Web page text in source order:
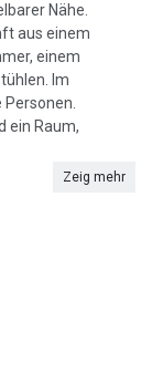
Nähe.
aus einem
einem
Im
ein Raum,
Zeig mehr